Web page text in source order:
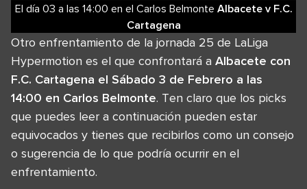
El día 03 a las 14:00 en el Carlos Belmonte Albacetev F.C.
Cartagena
Otro enfrentamiento de la jornada 25 de LaLiga
Hypermotion es el que confrontará a Albacete con
F.C. Cartagena el Sábado 3 de Febrero a las
14:00 en Carlos Belmonte. Ten claro que los picks
que puedes leer a continuación pueden estar
equivocados y tienes que recibirlos como un consejo
o sugerencia de lo que podría ocurrir en el
enfrentamiento.